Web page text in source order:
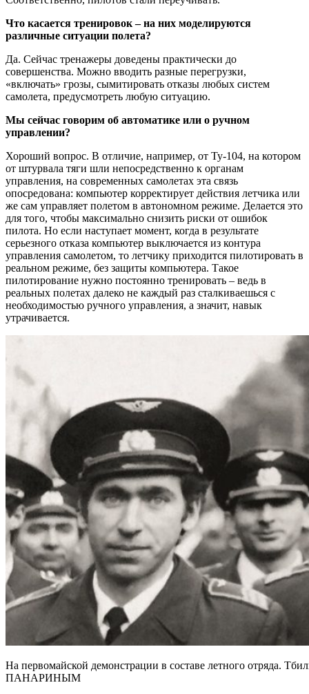
Что касается тренировок – на них моделируются
различные ситуации полета?
Да. Сейчас тренажеры доведены практически до
совершенства. Можно вводить разные перегрузки,
«включать» грозы, сымитировать отказы любых систем
самолета, предусмотреть любую ситуацию.
Мы сейчас говорим об автоматике или о ручном
управлении?
Хороший вопрос. В отличие, например, от Ту-104, на котором
от штурвала тяги шли непосредственно к органам
управления, на современных самолетах эта связь
опосредована: компьютер корректирует действия летчика или
же сам управляет полетом в автономном режиме. Делается это
для того, чтобы максимально снизить риски от ошибок
пилота. Но если наступает момент, когда в результате
серьезного отказа компьютер выключается из контура
управления самолетом, то летчику приходится пилотировать в
реальном режиме, без защиты компьютера. Такое
пилотирование нужно постоянно тренировать – ведь в
реальных полетах далеко не каждый раз сталкиваешься с
необходимостью ручного управления, а значит, навык
утрачивается.
На первомайской демонстрации в составе летного
ПАНАРИНЫМ